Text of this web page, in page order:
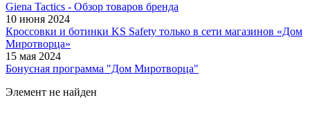
Giena Tactics - Обзор товаров бренда
10 июня 2024
Кроссовки и ботинки KS Safety только в сети магазинов «Дом
Миротворца»
15 мая 2024
Бонусная программа "Дом Миротворца"
Элемент не найден